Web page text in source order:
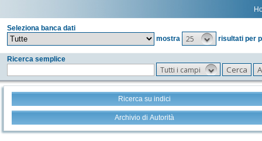
Seleziona banca dati
mostra
25 risultati per
Ricerca semplice
Tutti i campi
Ricerca su indici
Archivio di Autorità